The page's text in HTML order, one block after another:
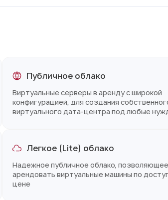
Публичное облако
Виртуальные серверы в аренду с широкой
конфигурацией, для создания
виртуального дата-центра под любые
Легкое (Lite) облако
Надежное публичное облако, позволяющее
арендовать виртуальные машины по
цене